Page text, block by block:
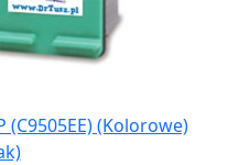
(C9505EE) (Kolorowe)